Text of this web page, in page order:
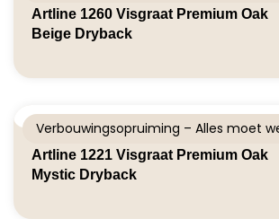
Artline 1260 Visgraat Premium Oak
Beige Dryback
Verbouwingsopruiming – Alles moet
Artline 1221 Visgraat Premium Oak
Mystic Dryback